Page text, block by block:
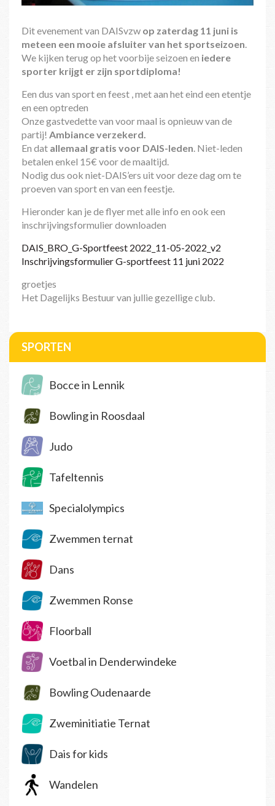
Dit evenement van DAISvzw op zaterdag 11 juni is
meteen een mooie afsluiter van het sportseizoen
We kijken terug op het voorbije seizoen en iedere
sporter krijgt er zijn sportdiploma!
Een dus van sport en feest , met aan het eind een etentje
en een optreden
Onze gastvedette van voor maal is opnieuw van de
partij! Ambiance verzekerd.
En dat allemaal gratis voor DAIS-leden . Niet-leden
betalen enkel 15€ voor de maaltijd.
Nodig dus ook niet-DAIS’ers uit voor deze dag om te
proeven van sport en van een feestje.
Hieronder kan je de flyer met alle info en ook een
inschrijvingsformulier downloaden
DAIS_BRO_G-Sportfeest 2022_11-05-2022_v2
Inschrijvingsformulier G-sportfeest 11 juni 2022
groetjes
Het Dagelijks Bestuur van jullie gezellige club.
SPORTEN
Bocce in Lennik
Bowling in Roosdaal
Judo
Tafeltennis
Specialolympics
Zwemmen ternat
Dans
Zwemmen Ronse
Floorball
Voetbal in Denderwindeke
Bowling Oudenaarde
Zweminitiatie Ternat
Dais for kids
Wandelen